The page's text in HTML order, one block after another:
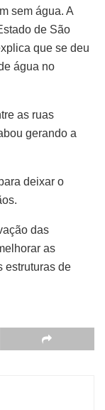
sem água. A
de São
que se deu
água no
as ruas
gerando a
deixar o
das
as
estruturas de